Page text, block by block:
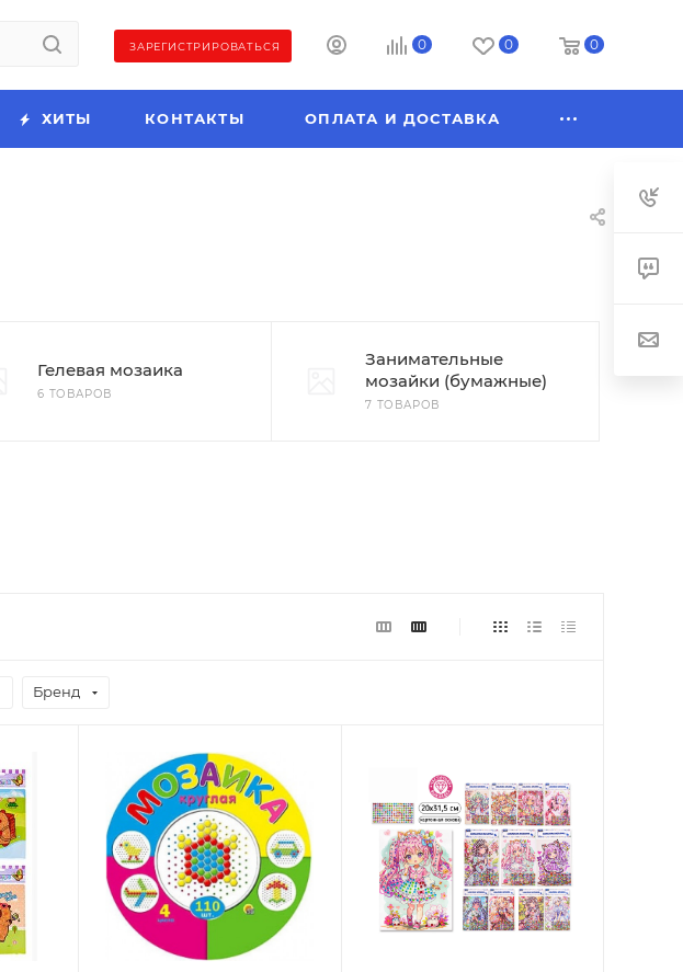
ЗАРЕГИСТРИРОВАТЬСЯ 0 0 0
ХИТЫ КОНТАКТЫ ОПЛАТА И ДОСТАВКА
Гелевая мозаика
6 ТОВАРОВ
Занимательные
мозайки (бумажные)
7 ТОВАРОВ
Бренд